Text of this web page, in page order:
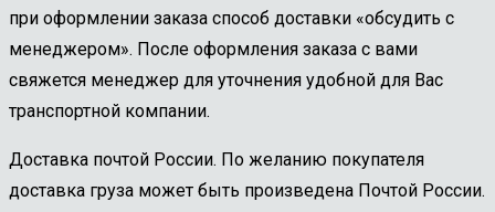
при оформлении заказа способ доставки «обсудить с
менеджером». После оформления заказа с вами
свяжется менеджер для уточнения удобной для Вас
транспортной компании.
Доставка почтой России. По желанию покупателя
доставка груза может быть произведена Почтой России.